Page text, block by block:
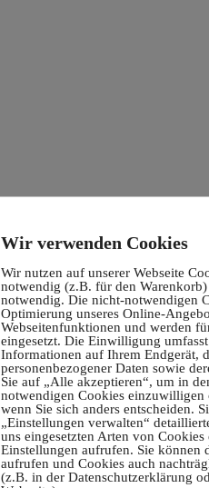
Wir verwenden Cookies
Wir nutzen auf unserer Webseite
notwendig (z.B. für den
notwendig. Die nicht-notwendigen
Optimierung unseres Online-
Webseitenfunktionen und werden
eingesetzt. Die Einwilligung
Informationen auf Ihrem Endgerät,
personenbezogener Daten sowie
Sie auf „Alle akzeptieren“, um in
notwendigen Cookies einzuwilligen
wenn Sie sich anders entscheiden.
„Einstellungen verwalten“
uns eingesetzten Arten von Cookies
Einstellungen aufrufen. Sie können
aufrufen und Cookies auch
(z.B. in der Datenschutzerklärung